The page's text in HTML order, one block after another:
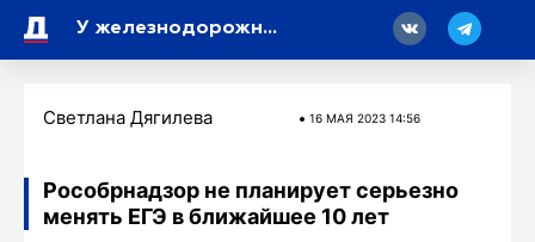
У железнодорожной станции на юге Петербурга задержали молодого человека с наркотиками
Светлана Дягилева 16 МАЯ 2023 14:56
Рособрнадзор не планирует серьезно
менять ЕГЭ в ближайшее 10 лет